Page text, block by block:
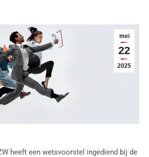
mei
22
2025
heeft een wetsvoorstel ingediend bij de